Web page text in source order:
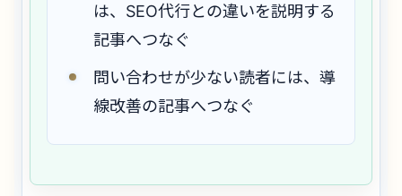
は、SEO代行との違いを説明する
記事へつなぐ
問い合わせが少ない読者には、導
線改善の記事へつなぐ